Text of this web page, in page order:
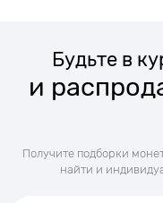
Будьте в
и
Получите подборки
найти и